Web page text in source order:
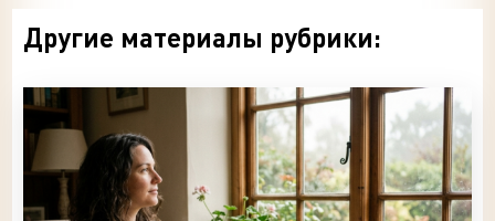
Другие материалы рубрики: